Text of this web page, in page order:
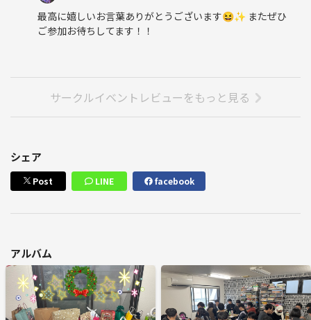
最高に嬉しいお言葉ありがとうございます😆✨ またぜひ
ご参加お待ちしてます！！
サークルイベントレビューをもっと見る
シェア
Post LINE facebook
アルバム